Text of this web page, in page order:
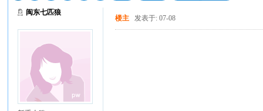
闽东七匹狼
楼主 发表于: 07-08